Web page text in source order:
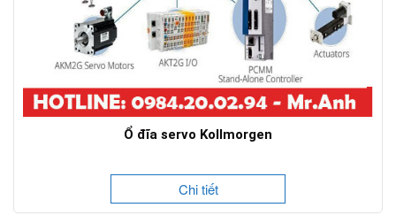
Ổ đĩa servo Kollmorgen
Chi tiết